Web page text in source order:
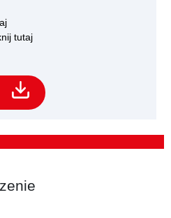
tutaj